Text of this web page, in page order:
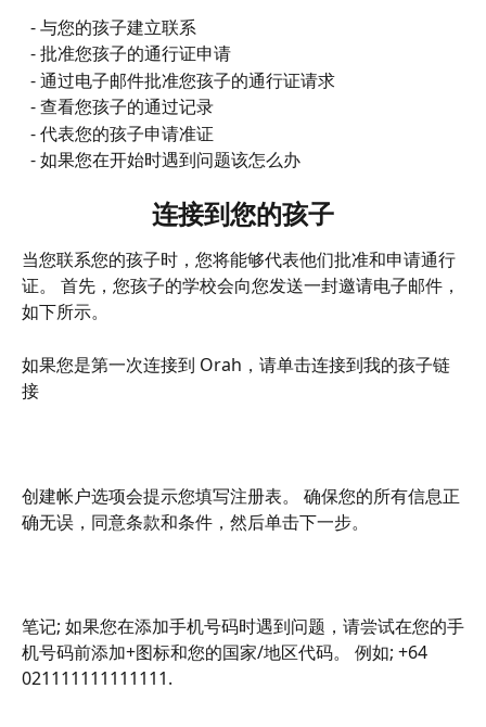
  - 与您的孩子建立联系
  - 批准您孩子的通行证申请
  - 通过电子邮件批准您孩子的通行证请求
  - 查看您孩子的通过记录
  - 代表您的孩子申请准证
  - 如果您在开始时遇到问题该怎么办
连接到您的孩子
当您联系您的孩子时，您将能够代表他们批准和申请通行
证。 首先，您孩子的学校会向您发送一封邀请电子邮件，
如下所示。
如果您是第一次连接到 Orah，请单击连接到我的孩子链
接
创建帐户选项会提示您填写注册表。 确保您的所有信息正
确无误，同意条款和条件，然后单击下一步。
笔记; 如果您在添加手机号码时遇到问题，请尝试在您的手
机号码前添加+图标和您的国家/地区代码。 例如; +64
021111111111111.